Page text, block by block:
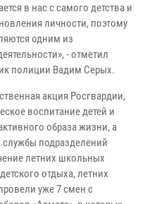
в нас с самого детства и
личности, поэтому
одним из
- отметил
полиции Вадим Серых.
акция Росгвардии,
воспитание детей и
образа жизни, а
подразделений
летних школьных
отдыха, летних
уже 7 смен с